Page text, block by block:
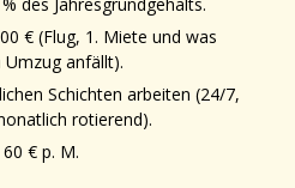
des Jahresgrundgehalts.
€ (Flug, 1. Miete und was
anfällt).
Schichten arbeiten (24/7,
rotierend).
€ p. M.